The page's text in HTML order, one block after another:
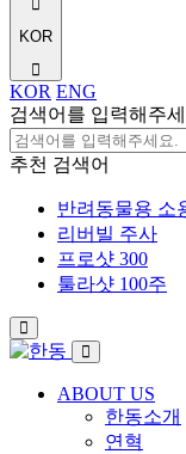
KOR
KOR ENG
검색어를 입력해주
추천 검색어
반려동물용 소
리버빌 주사
프로샷 300
툴라샷 100주
ABOUT US
한동소개
연혁